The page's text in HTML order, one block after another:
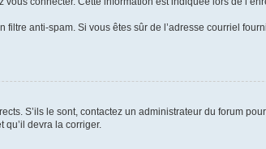
anti-spam. Si vous êtes sûr de l’adresse courriel
S’ils le sont, contactez un administrateur du forum
qu’il devra la corriger.